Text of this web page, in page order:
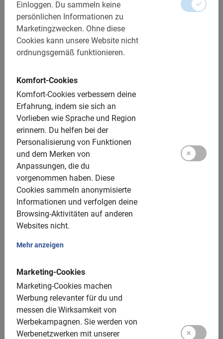
Einloggen. Du sammeln keine
persönlichen Informationen zu
Marketingzwecken. Ohne diese
Cookies kann unsere Website nicht
ordnungsgemäß funktionieren.
Komfort-Cookies
Komfort-Cookies verbessern deine
Erfahrung, indem sie sich an
Vorlieben wie Sprache und Region
erinnern. Du helfen bei der
Personalisierung von Funktionen
und dem Merken von
Anpassungen, die du
vorgenommen haben. Diese
Cookies sammeln anonymisierte
Informationen und verfolgen deine
Browsing-Aktivitäten auf anderen
Websites nicht.
Mehr anzeigen
Marketing-Cookies
Marketing-Cookies machen
Werbung relevanter für du und
messen die Wirksamkeit von
Werbekampagnen. Sie werden von
Werbenetzwerken mit unserer
Top Fahrradtouren
Stadtführung Kopenhagen
Sehe dieHighlights in 3 Stunden
Jetzt online buchen!
Viel sehen in kurzer Zeit und dabei viel Spaß haben?
Dann buche eine geradelte Stadtführung!
ist eine derfahrradfreundlichsten Städte
weltweit und
eignet sich deshalb perfekt für eine Fahrradtour. Die
dänische Metropole verfügt über
Radwegen, die besonders sicher sind. Während einer
geführten Fahrradtour radelst du mit Guide und anderen
Fahrradtour-Teilnehmern in einem entspannten Tempo
an denwichtigsten Sehenswürdigkeiten
Entdecke die Stadt auf diese spaßige und sichere Art.
Mache eine Stadtführung in
Kopenhagen mit dem
Fahrrad